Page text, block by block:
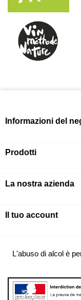
Informazioni del
Prodotti
La nostra azienda
Il tuo account
L'abuso di alcol è